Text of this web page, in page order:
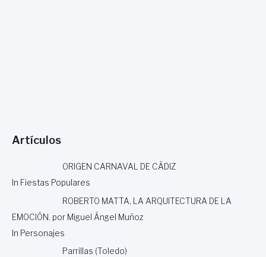
Artículos
ORIGEN CARNAVAL DE CÁDIZ
In Fiestas Populares
ROBERTO MATTA, LA ARQUITECTURA DE LA
EMOCIÓN. por Miguel Ángel Muñoz
In Personajes
Parrillas (Toledo)